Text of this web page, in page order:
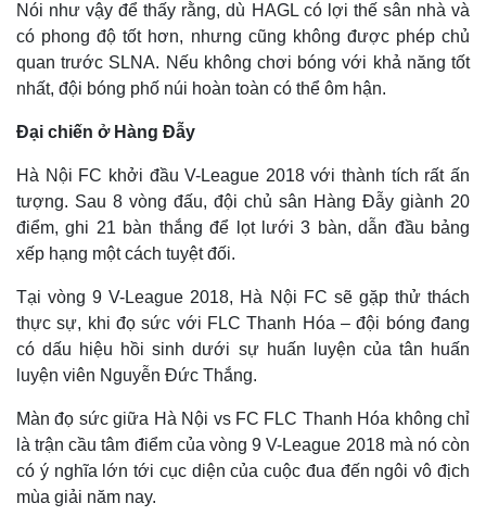
Nói như vậy để thấy rằng, dù HAGL có lợi thế sân nhà và
có phong độ tốt hơn, nhưng cũng không được phép chủ
quan trước SLNA. Nếu không chơi bóng với khả năng tốt
nhất, đội bóng phố núi hoàn toàn có thể ôm hận.
Đại chiến ở Hàng Đẫy
Hà Nội FC khởi đầu V-League 2018 với thành tích rất ấn
tượng. Sau 8 vòng đấu, đội chủ sân Hàng Đẫy giành 20
điểm, ghi 21 bàn thắng để lọt lưới 3 bàn, dẫn đầu bảng
xếp hạng một cách tuyệt đối.
Tại vòng 9 V-League 2018, Hà Nội FC sẽ gặp thử thách
thực sự, khi đọ sức với FLC Thanh Hóa – đội bóng đang
có dấu hiệu hồi sinh dưới sự huấn luyện của tân huấn
luyện viên Nguyễn Đức Thắng.
Màn đọ sức giữa Hà Nội vs FC FLC Thanh Hóa không chỉ
là trận cầu tâm điểm của vòng 9 V-League 2018 mà nó còn
có ý nghĩa lớn tới cục diện của cuộc đua đến ngôi vô địch
mùa giải năm nay.